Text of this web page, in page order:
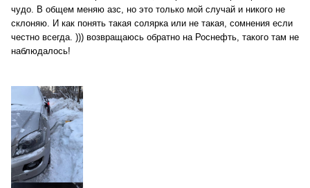
чудо. В общем меняю азс, но это только мой случай и никого не
склоняю. И как понять такая солярка или не такая, сомнения если
честно всегда. ))) возвращаюсь обратно на Роснефть, такого там не
наблюдалось!